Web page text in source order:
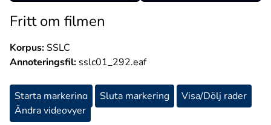
Fritt om filmen
Korpus:SSLC
Annoteringsfil: sslc01_292.eaf
Starta markering Sluta markering
Visa/Dölj rader
Ändra videovyer